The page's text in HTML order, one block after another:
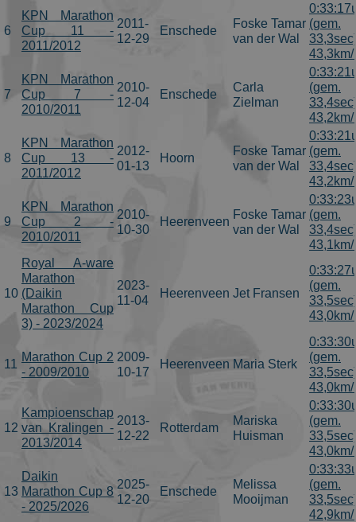
6
KPN Marathon
Cup 11 -
2011/2012
2011-
12-29
Enschede
Foske Tamar
van der Wal
(gem.
43,3km/
7
KPN Marathon
Cup 7 -
2010/2011
2010-
12-04
Enschede
Carla
Zielman
(gem.
43,2km/
8
KPN Marathon
Cup 13 -
2011/2012
2012-
01-13
Hoorn
Foske Tamar
van der Wal
(gem.
43,2km/
9
KPN Marathon
Cup 2 -
2010/2011
2010-
10-30
Heerenveen
Foske Tamar
van der Wal
(gem.
43,1km/
10
Royal A-ware
Marathon
(Daikin
Marathon Cup
3) - 2023/2024
2023-
11-04
Heerenveen Jet Fransen
(gem.
43,0km/
11
Marathon Cup 2
- 2009/2010
2009-
10-17
Heerenveen Maria Sterk
(gem.
43,0km/
12
Kampioenschap
van Kralingen -
2013/2014
2013-
12-22
Rotterdam
Mariska
Huisman
(gem.
43,0km/
13
Daikin
Marathon Cup 8
- 2025/2026
2025-
12-20
Enschede
Melissa
Mooijman
(gem.
42,9km/